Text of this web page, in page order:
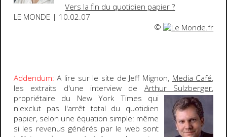
Vers la fin du quotidien papier ?
LE MONDE | 10.02.07
©
Addendum: A lire sur le site de Jeff Mignon, Media Café,
les extraits d'une interview de Arthur Sulzberger,
propriétaire du New York Times qui
n'exclut pas l'arrêt total du quotidien
papier, selon une équation simple: même
si les revenus générés par le web sont